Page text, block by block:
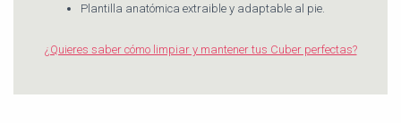
Plantilla anatómica extraible y adaptable al pie.
¿Quieres saber cómo limpiar y mantener tus Cuber perfectas?